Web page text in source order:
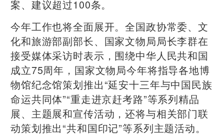
案、建议超过100条。
今年工作也将全面展开。全国政协常委、文
化和旅游部副部长、国家文物局局长李群在
接受媒体采访时表示，围绕中华人民共和国
成立75周年，国家文物局今年将指导各地博
物馆纪念馆策划推出“延安十三年与中国民族
命运共同体”“重走进京赶考路”等系列精品
展、主题展和宣传活动，还将与相关部门联
动策划推出“共和国印记”等系列主题活动。